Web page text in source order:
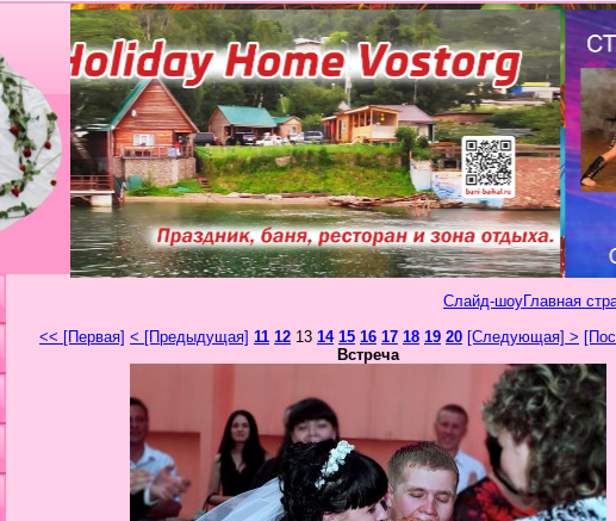
Главная
Слайд-шоу
<< [Первая] < [Предыдущая] 11 12 13 14 15 16 17 18 19 20 [Следующая] >
Встреча